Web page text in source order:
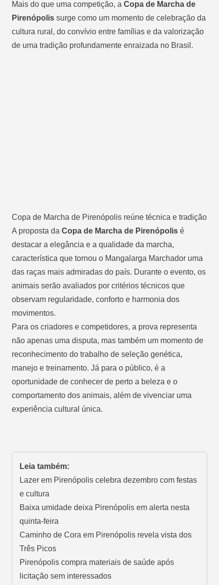
Mais do que uma competição, a Copa de Marcha de
Pirenópolis surge como um momento de celebração da
cultura rural, do convívio entre famílias e da valorização
de uma tradição profundamente enraizada no Brasil.
Copa de Marcha de Pirenópolis reúne técnica e tradição
A proposta da Copa de Marcha de Pirenópolis é
destacar a elegância e a qualidade da marcha,
característica que tornou o Mangalarga Marchador uma
das raças mais admiradas do país. Durante o evento, os
animais serão avaliados por critérios técnicos que
observam regularidade, conforto e harmonia dos
movimentos.
Para os criadores e competidores, a prova representa
não apenas uma disputa, mas também um momento de
reconhecimento do trabalho de seleção genética,
manejo e treinamento. Já para o público, é a
oportunidade de conhecer de perto a beleza e o
comportamento dos animais, além de vivenciar uma
experiência cultural única.
Leia também:
Lazer em Pirenópolis celebra dezembro com festas
e cultura
Baixa umidade deixa Pirenópolis em alerta nesta
quinta-feira
Caminho de Cora em Pirenópolis revela vista dos
Três Picos
Pirenópolis compra materiais de saúde após
licitação sem interessados